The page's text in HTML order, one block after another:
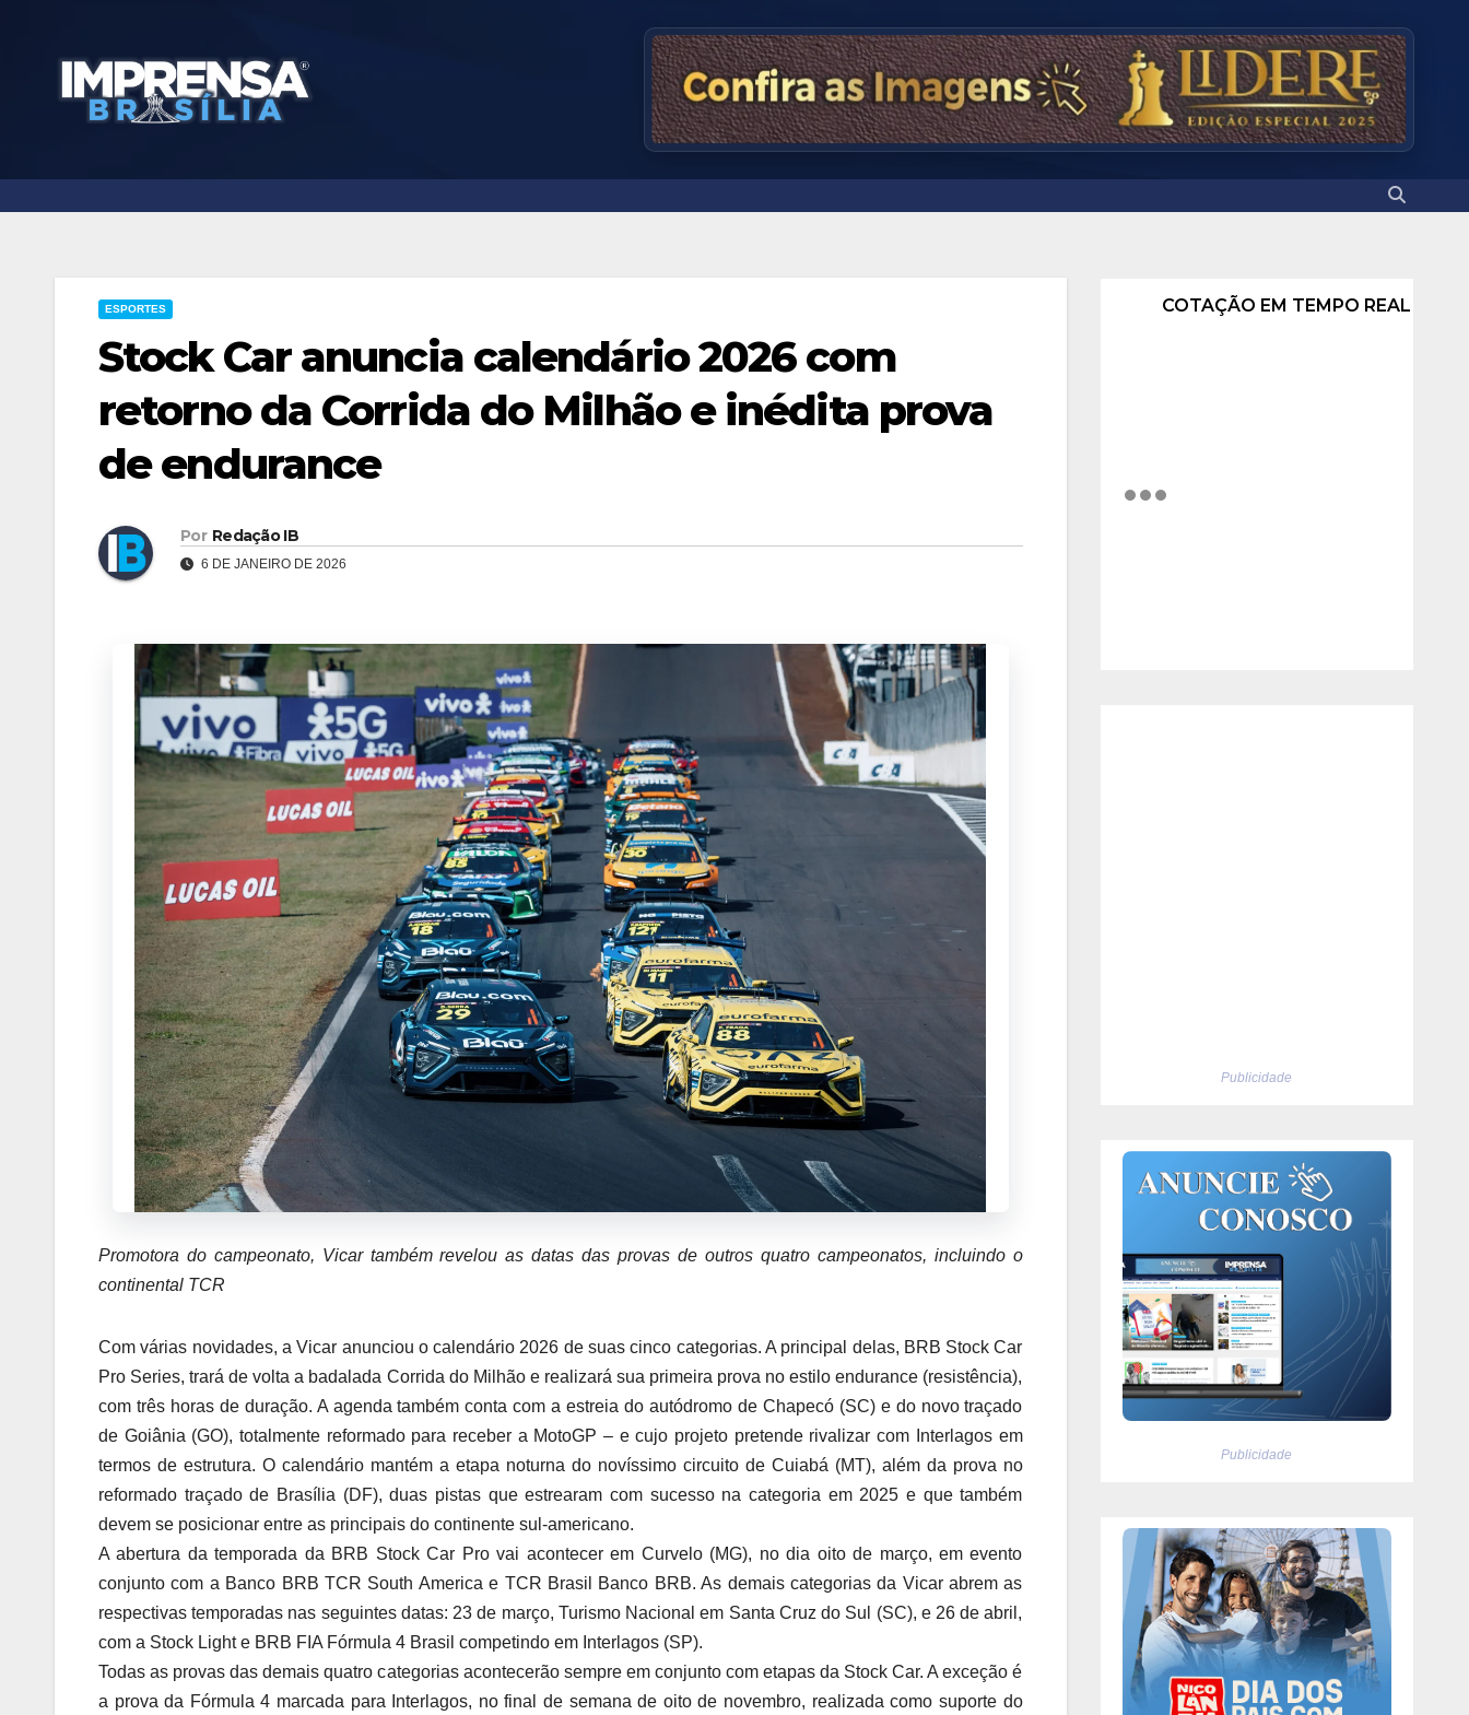
ESPORTES
Stock Car anuncia calendário 2026 com
retorno da Corrida do Milhão e inédita prova
de endurance
Por Redação IB
6 DE JANEIRO DE 2026
Promotora do campeonato, Vicar também revelou as datas das provas de outros quatro campeonatos, incluindo o
continental TCR
Com várias novidades, a Vicar anunciou o calendário 2026 de suas cinco categorias. A principal delas, BRB Stock Car
Pro Series, trará de volta a badalada Corrida do Milhão e realizará sua primeira prova no estilo endurance (resistência),
com três horas de duração. A agenda também conta com a estreia do autódromo de Chapecó (SC) e do novo traçado
de Goiânia (GO), totalmente reformado para receber a MotoGP – e cujo projeto pretende rivalizar com Interlagos em
termos de estrutura. O calendário mantém a etapa noturna do novíssimo circuito de Cuiabá (MT), além da prova no
reformado traçado de Brasília (DF), duas pistas que estrearam com sucesso na categoria em 2025 e que também
devem se posicionar entre as principais do continente sul-americano.
A abertura da temporada da BRB Stock Car Pro vai acontecer em Curvelo (MG), no dia oito de março, em evento
conjunto com a Banco BRB TCR South America e TCR Brasil Banco BRB. As demais categorias da Vicar abrem as
respectivas temporadas nas seguintes datas: 23 de março, Turismo Nacional em Santa Cruz do Sul (SC), e 26 de abril,
com a Stock Light e BRB FIA Fórmula 4 Brasil competindo em Interlagos (SP).
Todas as provas das demais quatro categorias acontecerão sempre em conjunto com etapas da Stock Car. A exceção é
a prova da Fórmula 4 marcada para Interlagos, no final de semana de oito de novembro, realizada como suporte do
COTAÇÃO EM TEMPO REAL
Publicidade
Publicidade